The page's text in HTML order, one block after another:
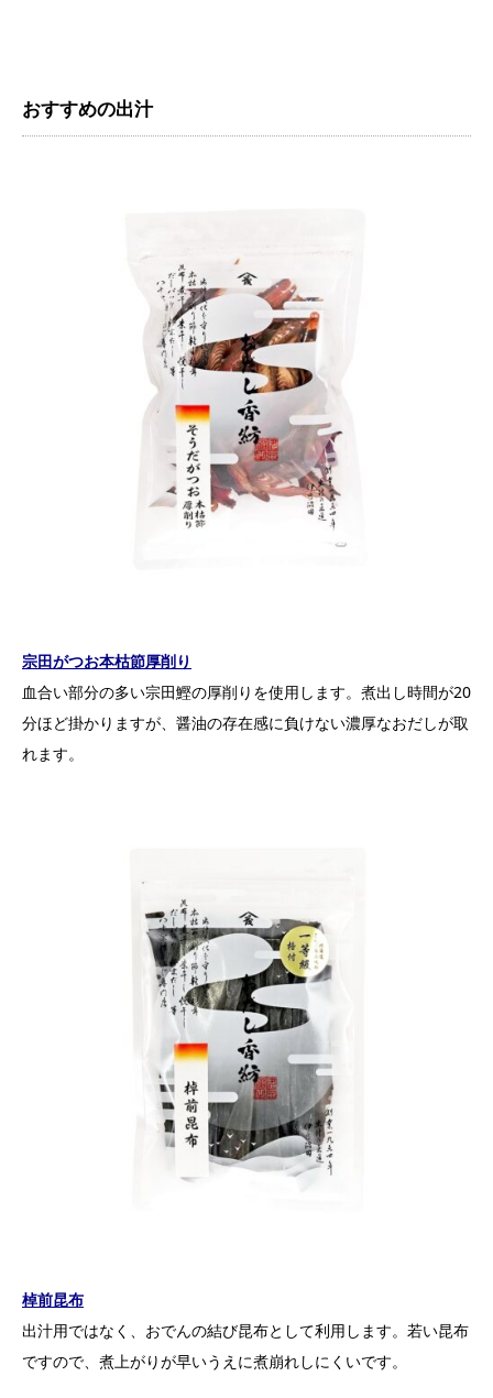
おすすめの出汁
宗田がつお本枯節厚削り
血合い部分の多い宗田鰹の厚削りを使用します。煮出し時間が20
分ほど掛かりますが、醤油の存在感に負けない濃厚なおだしが取
れます。
棹前昆布
出汁用ではなく、おでんの結び昆布として利用します。若い昆布
ですので、煮上がりが早いうえに煮崩れしにくいです。